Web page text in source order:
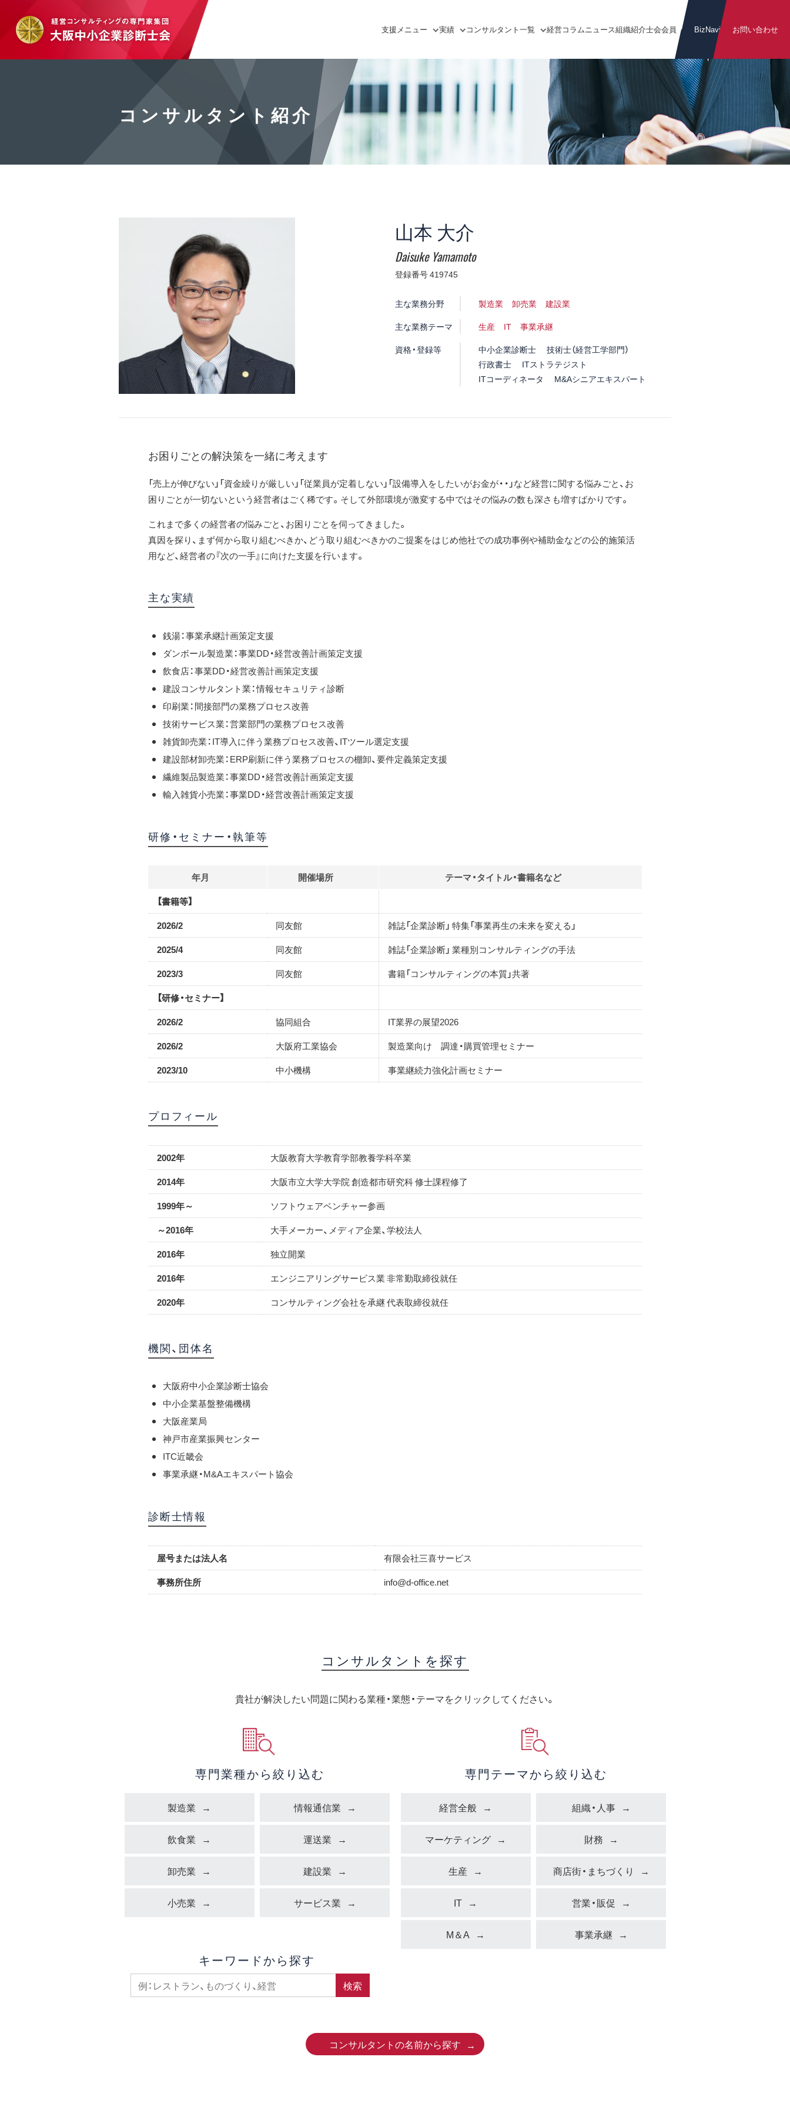
支援メニュー 実績 コンサルタント一覧 経営コラムニュース組織紹介士会会員 BizNavi お問い合わせ
コンサルタント紹介
山本 大介
Daisuke Yamamoto
登録番号 419745
主な業務分野 製造業 卸売業
建設業
主な業務テーマ
生産 IT
事業承継
資格・登録等
中小企業診断士
技術士（経営工学部門）
行政書士
ITストラテジスト
ITコーディネータ
M&Aシニアエキスパート
お困りごとの解決策を一緒に考えます
「売上が伸びない」「資金繰りが厳しい」「従業員が定着しない」「設備導入をしたいがお金が・・」など経営に関する悩みごと、お
困りごとが一切ないという経営者はごく稀です。そして外部環境が激変する中ではその悩みの数も深さも増すばかりです。
これまで多くの経営者の悩みごと、お困りごとを伺ってきました。
真因を探り、まず何から取り組むべきか、どう取り組むべきかのご提案をはじめ他社での成功事例や補助金などの公的施策活
用など、経営者の『次の一手』に向けた支援を行います。
主な実績
銭湯：事業承継計画策定支援
ダンボール製造業：事業DD・経営改善計画策定支援
飲食店：事業DD・経営改善計画策定支援
建設コンサルタント業：情報セキュリティ診断
印刷業：間接部門の業務プロセス改善
技術サービス業：営業部門の業務プロセス改善
雑貨卸売業：IT導入に伴う業務プロセス改善、ITツール選定支援
建設部材卸売業：ERP刷新に伴う業務プロセスの棚卸、要件定義策定支援
繊維製品製造業：事業DD・経営改善計画策定支援
輸入雑貨小売業：事業DD・経営改善計画策定支援
研修・セミナー・執筆等
年月 開催場所
テーマ・タイトル・書籍名など
【書籍等】
2026/2
同友館
雑誌「企業診断」 特集「事業再生の未来を変える」
2025/4
同友館
雑誌「企業診断」 業種別コンサルティングの手法
2023/3
同友館
書籍「コンサルティングの本質」共著
【研修・セミナー】
2026/2
協同組合
IT業界の展望2026
2026/2
大阪府工業協会
製造業向け 調達・購買管理セミナー
2023/10
中小機構 事業継続力強化計画セミナー
プロフィール
2002年
大阪教育大学教育学部教養学科卒業
2014年
大阪市立大学大学院 創造都市研究科 修士課程修了
1999年～
ソフトウェアベンチャー参画
～2016年
大手メーカー、メディア企業、学校法人
2016年
独立開業
2016年
エンジニアリングサービス業 非常勤取締役就任
2020年
コンサルティング会社を承継 代表取締役就任
機関、団体名
大阪府中小企業診断士協会
中小企業基盤整備機構
大阪産業局
神戸市産業振興センター
ITC近畿会
事業承継・M&Aエキスパート協会
診断士情報
屋号または法人名
有限会社三喜サービス
事務所住所
info@d-office.net
コンサルタントを探す
貴社が解決したい問題に関わる業種・業態・テーマをクリックしてください。
専門業種から絞り込む
製造業 情報通信業
飲食業 運送業
卸売業 建設業
小売業 サービス業
専門テーマから絞り込む
経営全般 組織・人事
マーケティング 財務
生産 商店街・まちづくり
IT 営業・販促
M＆A 事業承継
キーワードから探す
検索
コンサルタントの名前から探す